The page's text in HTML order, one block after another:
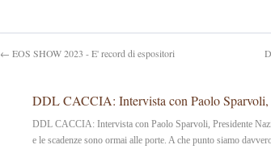
← EOS SHOW 2023 - E' record di espositori
DDL CACCIA: Intervista con Paolo
DDL CACCIA: Intervista con Paolo Sparvoli, Presidente
e le scadenze sono ormai alle porte. A che punto siamo